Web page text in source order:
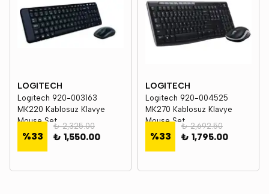
LOGITECH
Logitech 920-003163
MK220 Kablosuz Klavye
Mouse Set
%33
₺ 2,325.00
₺ 1,550.00
LOGITECH
Logitech 920-004525
MK270 Kablosuz Klavye
Mouse Set
%33
₺ 2,692.50
₺ 1,795.00